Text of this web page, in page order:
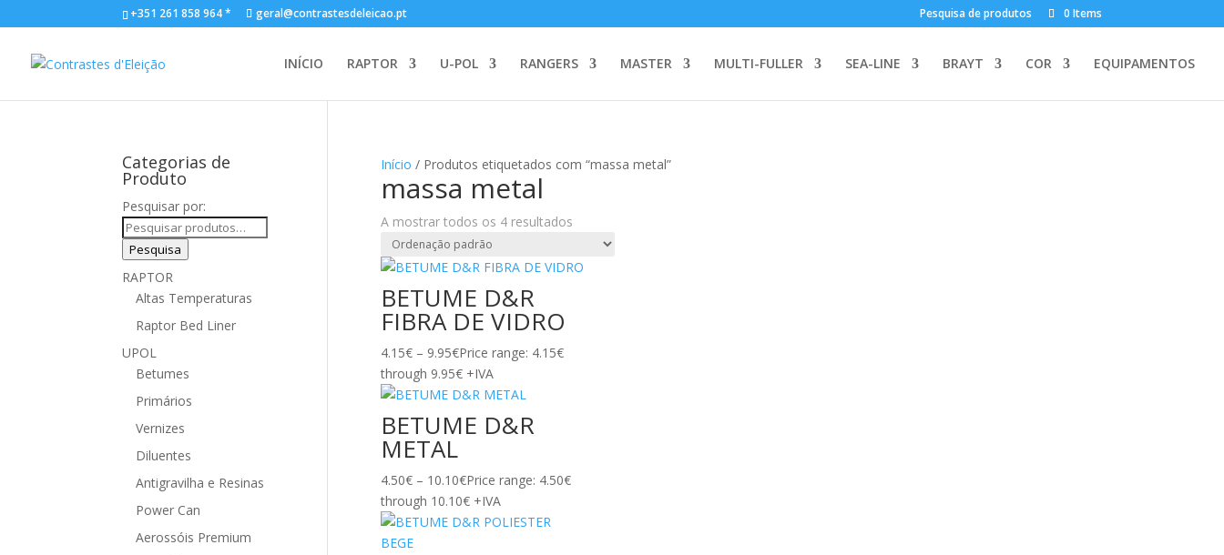
+351 261 858 964 * geral@contrastesdeleicao.pt Pesquisa de produtos 0 Items
INÍCIO RAPTOR U-POL RANGERS MASTER MULTI-FULLER SEA-LINE BRAYT COR EQUIPAMENTOS
Início / Produtos etiquetados com “massa metal”
massa metal
A mostrar todos os 4 resultados
BETUME D&R
FIBRA DE VIDRO
4.15€ – 9.95€Price range: 4.15€
through 9.95€ +IVA
BETUME D&R
METAL
4.50€ – 10.10€Price range: 4.50€
through 10.10€ +IVA
Categorias de
Produto
Pesquisar por:
Pesquisa
RAPTOR
Altas Temperaturas
Raptor Bed Liner
UPOL
Betumes
Primários
Vernizes
Diluentes
Antigravilha e Resinas
Power Can
Aerossóis Premium